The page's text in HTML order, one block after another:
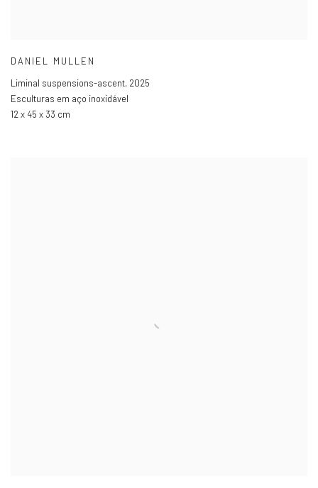
DANIEL MULLEN
Liminal suspensions-ascent, 2025
Esculturas em aço inoxidável
12 x 45 x 33 cm